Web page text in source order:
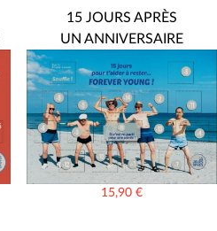
15 JOURS APRÈS
UN ANNIVERSAIRE
15,90 €